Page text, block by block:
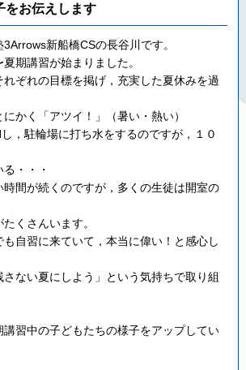
をお伝えします
新船橋CSの長谷川です。
期講習が始まりました。
ぞれの目標を掲げ，充実した夏休みを過
かく「アツイ！」（暑い・熱い）
，駐輪場に打ち水をするのですが，１０
・・・
間が続くのですが，多くの生徒は開室の
くさんいます。
自習に来ていて，本当に偉い！と感心し
さない夏にしよう」という気持ちで取り組
講習中の子どもたちの様子をアップしてい